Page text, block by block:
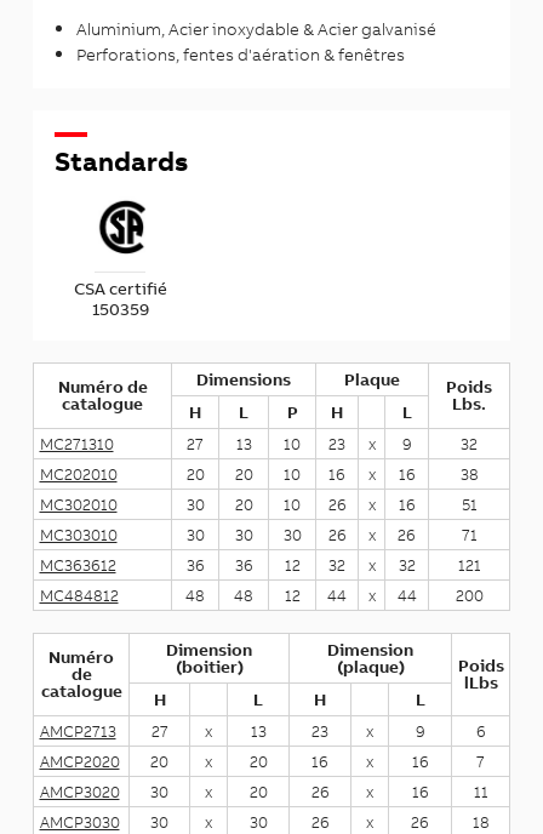
Aluminium, Acier inoxydable & Acier galvanisé
Perforations, fentes d'aération & fenêtres
Standards
CSA certifié
150359
Numéro de
catalogue
Dimensions Plaque Poids
Lbs.
H L P H L
MC271310 27 13 10 23 x 9
32
MC202010
20 20 10 16 x 16
38
MC302010
30 20 10 26 x 16
51
MC303010
30 30 30 26 x 26
71
MC363612
36 36 12 32 x 32
121
MC484812
48 48 12 44 x 44 200
Numéro
de
catalogue
Dimension
(boitier)
Dimension
(plaque) Poids
lLbs
H L H L
AMCP2713 27 x 13 23 x 9
6
AMCP2020
20 x 20 16 x 16
7
AMCP3020
30 x 20 26 x 16
11
AMCP3030
30 x 30 26 x 26
18